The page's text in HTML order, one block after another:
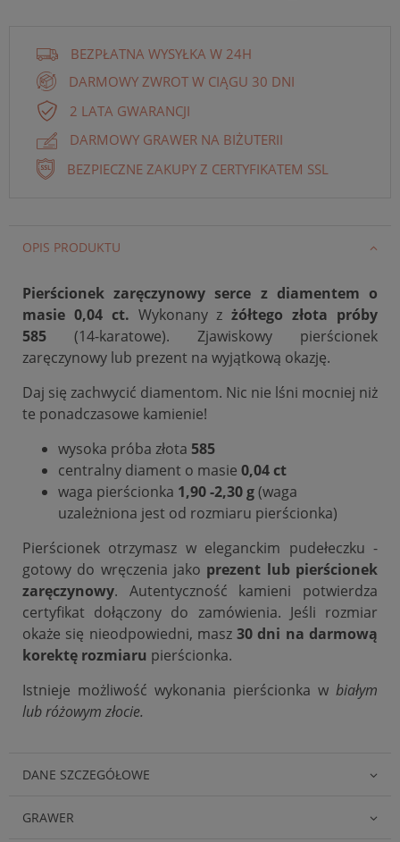
BEZPŁATNA WYSYŁKA W 24H
DARMOWY ZWROT W CIĄGU 30 DNI
2 LATA GWARANCJI
DARMOWY GRAWER NA BIŻUTERII
BEZPIECZNE ZAKUPY Z CERTYFIKATEM SSL
OPIS PRODUKTU
Pierścionek zaręczynowy serce z diamentem o
masie 0,04 ct. Wykonany z żółtego złota próby
585
(14-karatowe). Zjawiskowy pierścionek
zaręczynowy lub prezent na wyjątkową okazję.
Daj się zachwycić diamentom. Nic nie lśni mocniej niż
te ponadczasowe kamienie!
wysoka próba złota 585
centralny diament o masie 0,04 ct
waga pierścionka 1,90 -2,30 g(waga
uzależniona jest od rozmiaru pierścionka)
Pierścionek otrzymasz w eleganckim pudełeczku -
gotowy do wręczenia jako prezent lub pierścionek
zaręczynowy. Autentyczność kamieni potwierdza
certyfikat dołączony do zamówienia. Jeśli rozmiar
okaże się nieodpowiedni, masz30 dni na darmową
korektę rozmiaru pierścionka.
Istnieje możliwość wykonania pierścionka w białym
lub różowym złocie.
DANE SZCZEGÓŁOWE
GRAWER